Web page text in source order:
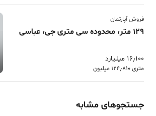
فروش آپارتمان
129 متر، محدوده سی متری جی، عباسی
16٫100 میلیارد
متری 124٫810 میلیون
جستجوهای مشابه